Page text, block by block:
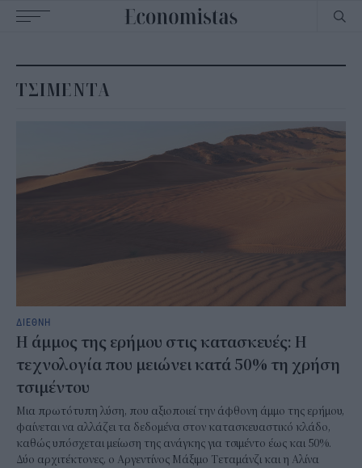
navigation
ΤΣΙΜΕΝΤΑ
ΔΙΕΘΝΗ
Η άμμος της ερήμου στις κατασκευές: Η
τεχνολογία που μειώνει κατά 50% τη χρήση
τσιμέντου
Μια πρωτότυπη λύση, που αξιοποιεί την άφθονη άμμο της ερήμου,
φαίνεται να αλλάζει τα δεδομένα στον κατασκευαστικό κλάδο,
καθώς υπόσχεται μείωση της ανάγκης για τσιμέντο έως και 50%.
Δύο αρχιτέκτονες, ο Αργεντίνος Μάξιμο Τεταμάνζι και η Αλίνα